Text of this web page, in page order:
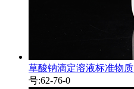
草酸钠滴定溶液标准物质
号:62-76-0